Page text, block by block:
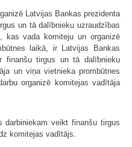
Latvijas Bankas prezidenta
un tā dalībnieku uzraudzības
kas vada komiteju un organizē
laikā, ir Latvijas Bankas
finanšu tirgus un tā dalībnieku
un viņa vietnieka prombūtnes
organizē komitejas vadītāja
darbiniekam veikt finanšu tirgus
komitejas vadītājs.